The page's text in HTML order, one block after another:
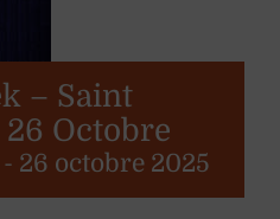
– Saint
Octobre
- 26 octobre 2025